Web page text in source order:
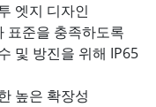
엣지 디자인
표준을 충족하도록
및 방진을 위해 IP65
높은 확장성